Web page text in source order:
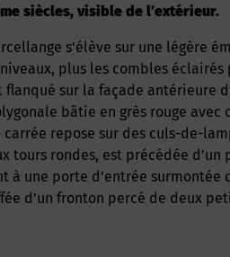
siècles, visible de l’extérieur.
plus les combles éclairés
sur la façade antérieure
bâtie en grès rouge
repose sur des culs-de-
tours rondes, est précédée
à une porte d’entrée surmontée
d’un fronton percé de deux